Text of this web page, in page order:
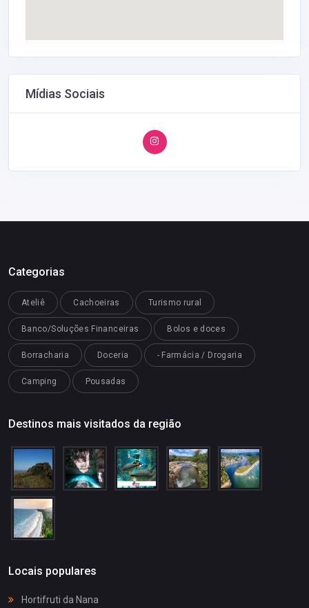
Mídias Sociais
Categorias
Ateliê Cachoeiras Turismo rural
Banco/Soluções Financeiras Bolos e doces
Borracharia Doceria - Farmácia / Drogaria
Camping Pousadas
Destinos mais visitados da região
Locais populares
Hortifruti da Nana